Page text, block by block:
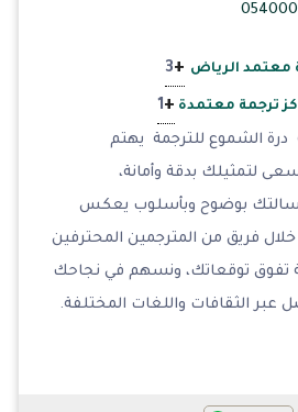
معتمد الرياض +
3
ترجمة معتمدة +
1
درة الشموع للترجمة يهتم
لتمثيلك بدقة وأمانة،
بوضوح وبأسلوب يعكس
فريق من المترجمين المحترفين
تفوق توقعاتك، ونسهم في نجاحك
عبر الثقافات واللغات المختلفة.